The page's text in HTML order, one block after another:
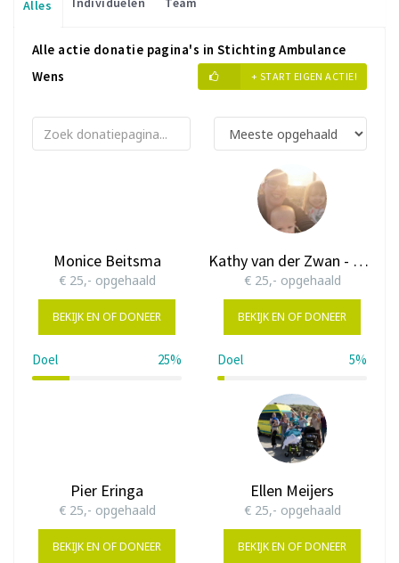
Alles
Alle actie donatie pagina's in Stichting Ambulance
Wens
+ START EIGEN ACTIE!
Monice Beitsma
€ 25,- opgehaald
BEKIJK EN OF DONEER
Doel 25%
25%
Kathy van der Zwan - Kok
€ 25,- opgehaald
BEKIJK EN OF DONEER
Doel 5%
5%
Pier Eringa
€ 25,- opgehaald
BEKIJK EN OF DONEER
Ellen Meijers
€ 25,- opgehaald
BEKIJK EN OF DONEER